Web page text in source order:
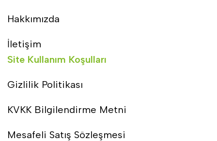
Hakkımızda
İletişim
Site Kullanım Koşulları
Gizlilik Politikası
KVKK Bilgilendirme Metni
Mesafeli Satış Sözleşmesi